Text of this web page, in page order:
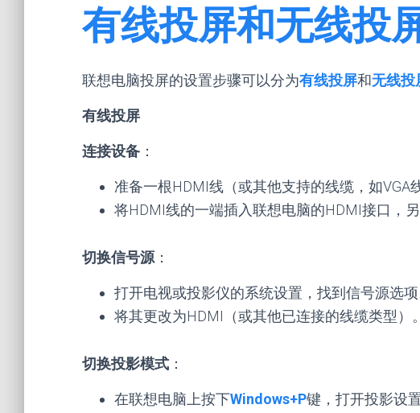
有线投屏和无线投
联想电脑投屏的设置步骤可以分为有线投屏和无线投
有线投屏
连接设备 ：
准备一根HDMI线（或其他支持的线缆，如VGA
将HDMI线的一端插入联想电脑的HDMI接口，
切换信号源 ：
打开电视或投影仪的系统设置，找到信号源选项
将其更改为HDMI（或其他已连接的线缆类型）。
切换投影模式 ：
在联想电脑上按下Windows+P键，打开投影设置